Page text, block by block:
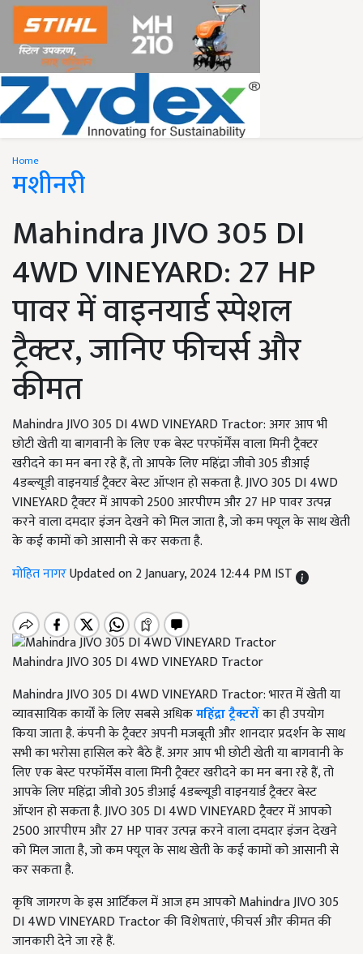
Home
मशीनरी
Mahindra JIVO 305 DI
4WD VINEYARD: 27 HP
पावर में वाइनयार्ड स्पेशल
ट्रैक्टर, जानिए फीचर्स और
कीमत
Mahindra JIVO 305 DI 4WD VINEYARD Tractor: अगर आप भी
छोटी खेती या बागवानी के लिए एक बेस्ट परफॉर्मेंस वाला मिनी ट्रैक्टर
खरीदने का मन बना रहे हैं, तो आपके लिए महिंद्रा जीवो 305 डीआई
4डब्ल्यूडी वाइनयार्ड ट्रैक्टर बेस्ट ऑप्शन हो सकता है. JIVO 305 DI 4WD
VINEYARD ट्रैक्टर में आपको 2500 आरपीएम और 27 HP पावर उत्पन्न
करने वाला दमदार इंजन देखने को मिल जाता है, जो कम फ्यूल के साथ खेती
के कई कामों को आसानी से कर सकता है.
मोहित नागरUpdated on 2 January, 2024 12:44 PM IST
Mahindra JIVO 305 DI 4WD VINEYARD Tractor
Mahindra JIVO 305 DI 4WD VINEYARD Tractor: भारत में खेती या
व्यावसायिक कार्यों के लिए सबसे अधिकमहिंद्रा ट्रैक्टरोंका ही उपयोग
किया जाता है. कंपनी के ट्रैक्टर अपनी मजबूती और शानदार प्रदर्शन के साथ
सभी का भरोसा हासिल करे बैठे हैं. अगर आप भी छोटी खेती या बागवानी के
लिए एक बेस्ट परफॉर्मेंस वाला मिनी ट्रैक्टर खरीदने का मन बना रहे हैं, तो
आपके लिए महिंद्रा जीवो 305 डीआई 4डब्ल्यूडी वाइनयार्ड ट्रैक्टर बेस्ट
ऑप्शन हो सकता है. JIVO 305 DI 4WD VINEYARD ट्रैक्टर में आपको
2500 आरपीएम और 27 HP पावर उत्पन्न करने वाला दमदार इंजन देखने
को मिल जाता है, जो कम फ्यूल के साथ खेती के कई कामों को आसानी से
कर सकता है.
कृषि जागरण के इस आर्टिकल में आज हम आपको Mahindra JIVO 305
DI 4WD VINEYARD Tractor की विशेषताएं, फीचर्स और कीमत की
जानकारी देने जा रहे हैं.